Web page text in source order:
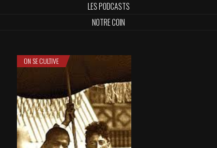
LES PODCASTS
NOTRE COIN
ON SE CULTIVE